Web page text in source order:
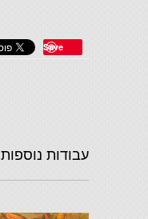
Save
עבודות נוספות